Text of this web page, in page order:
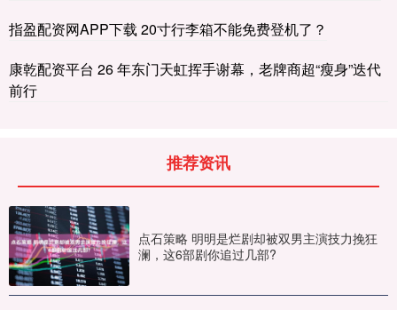
指盈配资网APP下载 20寸行李箱不能免费登机了？
康乾配资平台 26 年东门天虹挥手谢幕，老牌商超“瘦身”迭代
前行
推荐资讯
点石策略 明明是烂剧却被双男主演技力挽狂
澜，这6部剧你追过几部?